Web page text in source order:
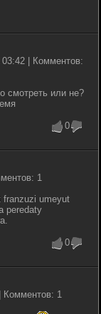
| Комментов:
смотреть или не?
0
1
umeyut
peredaty
0
1